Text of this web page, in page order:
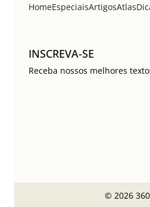
HomeEspeciaisArtigosAtlas
INSCREVA-SE
Receba nossos melhores
© 2026